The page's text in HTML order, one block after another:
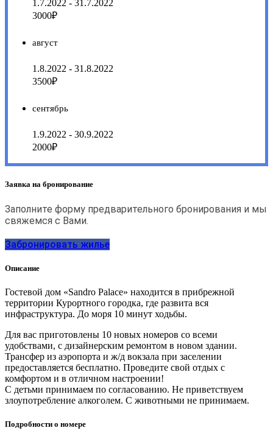
1.7.2022 - 31.7.2022
3000₽
август
1.8.2022 - 31.8.2022
3500₽
сентябрь
1.9.2022 - 30.9.2022
2000₽
Заявка на бронирование
Заполните форму предварительного бронирования и мы
свяжемся с Вами.
Забронировать жилье
Описание
Гостевой дом «Sandro Palace» находится в прибрежной
территории Курортного городка, где развита вся
инфраструктура. До моря 10 минут ходьбы.
Для вас приготовлены 10 новых номеров со всеми
удобствами, с дизайнерским ремонтом в новом здании.
Трансфер из аэропорта и ж/д вокзала при заселении
предоставляется бесплатно. Проведите свой отдых с
комфортом и в отличном настроении!
С детьми принимаем по согласованию. Не приветствуем
злоупотребление алкоголем. С животными не принимаем.
Подробности о номере